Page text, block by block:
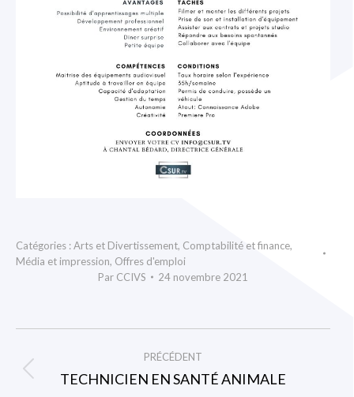
Catégories :Arts et Divertissement, Comptabilité et finance,
Média et impression, Offres d'emploi
Par CCIVS 24 novembre 2021
ARTICLE
PRÉCÉDENT
Article
TECHNICIEN EN SANTÉ ANIMALE